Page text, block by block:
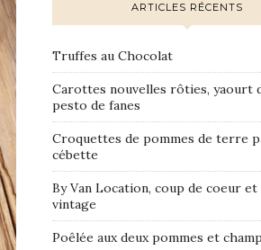
ARTICLES RÉCENTS
Truffes au Chocolat
Carottes nouvelles rôties, yaourt
pesto de fanes
Croquettes de pommes de terre
cébette
By Van Location, coup de coeur et
vintage
Poêlée aux deux pommes et